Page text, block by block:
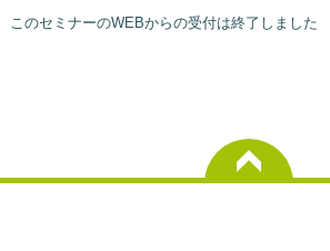
このセミナーのWEBからの受付は終了しました